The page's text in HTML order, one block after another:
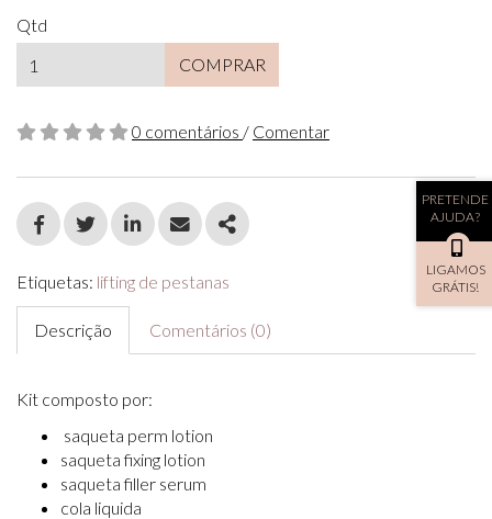
Qtd
COMPRAR
0 comentários / Comentar
FACEBOOK
TWITTERLINKEDIN
EMAILSHARE
Etiquetas: lifting de pestanas
Descrição Comentários (0)
Kit composto por:
saqueta perm lotion
saqueta fixing lotion
saqueta filler serum
cola liquida
PRETENDE
AJUDA?
LIGAMOS
GRÁTIS!